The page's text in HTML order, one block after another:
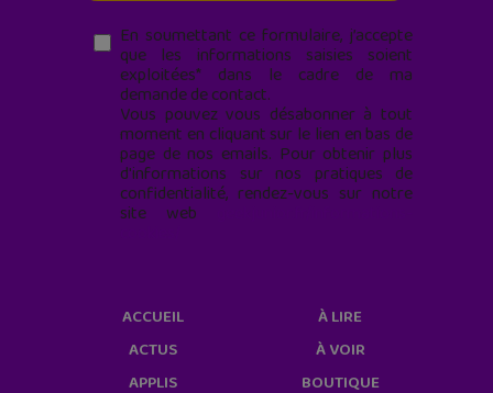
En soumettant ce formulaire, j’accepte
que les informations saisies soient
exploitées* dans le cadre de ma
demande de contact.
Vous pouvez vous désabonner à tout
moment en cliquant sur le lien en bas de
page de nos emails. Pour obtenir plus
d'informations sur nos pratiques de
confidentialité, rendez-vous sur notre
site web
ACCUEIL
ACTUS
APPLIS
À LIRE
À VOIR
BOUTIQUE